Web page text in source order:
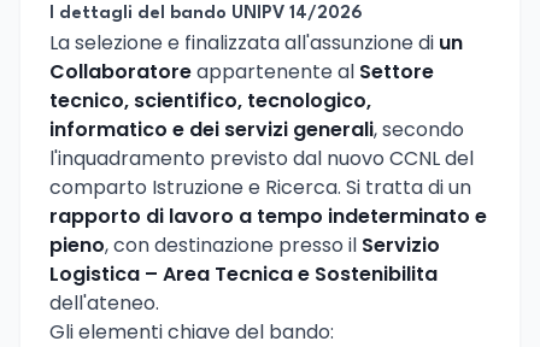
I dettagli del bando UNIPV 14/2026
La selezione e finalizzata all'assunzione di un
Collaboratoreappartenente al Settore
tecnico, scientifico, tecnologico,
informatico e dei servizi generali, secondo
l'inquadramento previsto dal nuovo CCNL del
comparto Istruzione e Ricerca. Si tratta di un
rapporto di lavoro a tempo indeterminato e
pieno, con destinazione presso il Servizio
Logistica – Area Tecnica e Sostenibilita
dell'ateneo.
Gli elementi chiave del bando: